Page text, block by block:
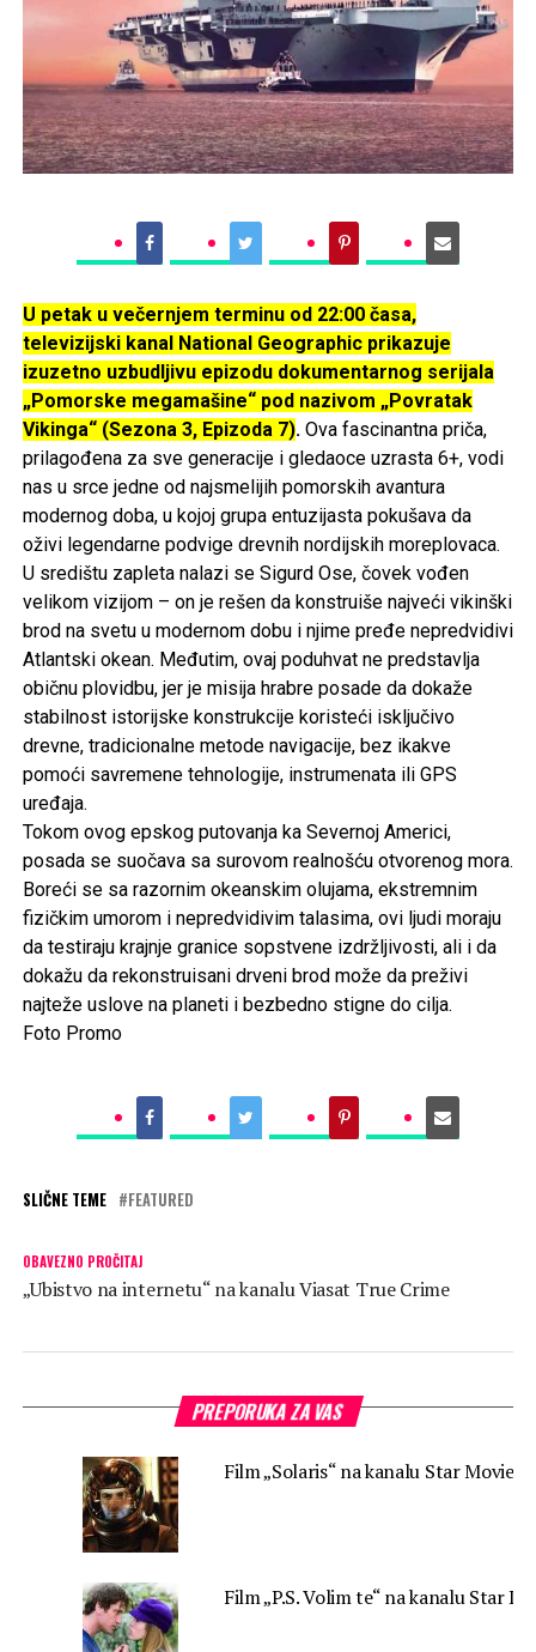
U petak u večernjem terminu od 22:00 časa,
televizijski kanal National Geographic prikazuje
izuzetno uzbudljivu epizodu dokumentarnog serijala
„Pomorske megamašine“ pod nazivom „Povratak
Vikinga“ (Sezona 3, Epizoda 7). Ova fascinantna priča,
prilagođena za sve generacije i gledaoce uzrasta 6+, vodi
nas u srce jedne od najsmelijih pomorskih avantura
modernog doba, u kojoj grupa entuzijasta pokušava da
oživi legendarne podvige drevnih nordijskih moreplovaca.
U središtu zapleta nalazi se Sigurd Ose, čovek vođen
velikom vizijom – on je rešen da konstruiše najveći vikinški
brod na svetu u modernom dobu i njime pređe nepredvidivi
Atlantski okean. Međutim, ovaj poduhvat ne predstavlja
običnu plovidbu, jer je misija hrabre posade da dokaže
stabilnost istorijske konstrukcije koristeći isključivo
drevne, tradicionalne metode navigacije, bez ikakve
pomoći savremene tehnologije, instrumenata ili GPS
uređaja.
Tokom ovog epskog putovanja ka Severnoj Americi,
posada se suočava sa surovom realnošću otvorenog mora.
Boreći se sa razornim okeanskim olujama, ekstremnim
fizičkim umorom i nepredvidivim talasima, ovi ljudi moraju
da testiraju krajnje granice sopstvene izdržljivosti, ali i da
dokažu da rekonstruisani drveni brod može da preživi
najteže uslove na planeti i bezbedno stigne do cilja.
Foto Promo
SLIČNE TEME FEATURED
OBAVEZNO PROČITAJ
„Ubistvo na internetu“ na kanalu Viasat True Crime
PREPORUKA ZA VAS
Film „Solaris“ na kanalu Star Movies
Film „P.S. Volim te“ na kanalu Star